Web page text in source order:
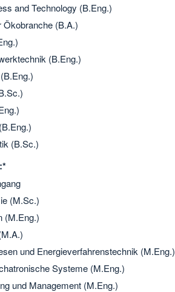
and Technology (B.Eng.)
Ökobranche (B.A.)
(B.Eng.)
(B.Sc.)
*
(M.Sc.)
(M.Eng.)
und Energieverfahrenstechnik (M.Eng.)
Systeme (M.Eng.)
und Management (M.Eng.)